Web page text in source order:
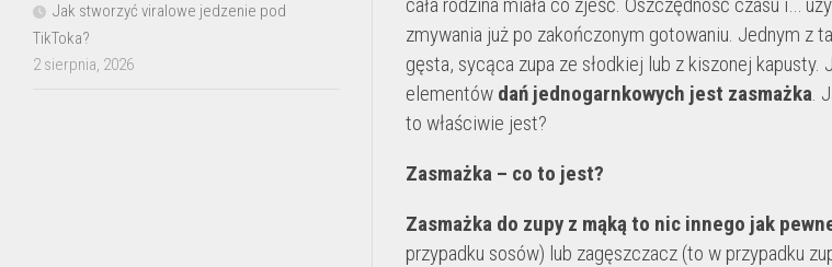
zmywania już po zakończonym gotowaniu. Jednym z
gęsta, sycąca zupa ze słodkiej lub z kiszonej kapusty.
elementów dań jednogarnkowych jest zasmażka.
to właściwie jest?
Zasmażka – co to jest?
Zasmażka do zupy z mąką to nic innego jak
przypadku sosów) lub zagęszczacz (to w przypadku
Jak stworzyć viralowe jedzenie pod
TikToka?
2 sierpnia, 2026